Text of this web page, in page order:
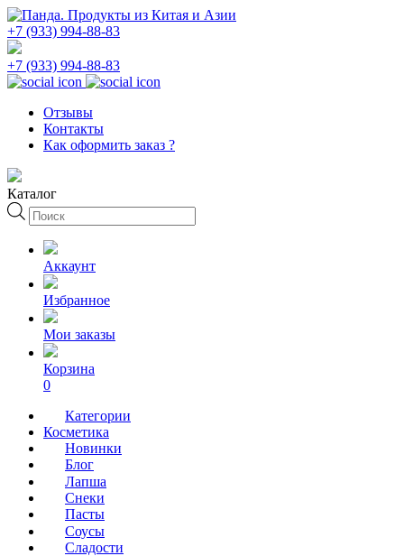
+7 (933) 994-88-83
+7 (933) 994-88-83
Отзывы
Контакты
Как оформить заказ ?
Каталог
Поиск
товаров
Аккаунт
Избранное
Мои заказы
Корзина
0
Категории
Косметика
Новинки
Блог
Лапша
Снеки
Пасты
Соусы
Сладости